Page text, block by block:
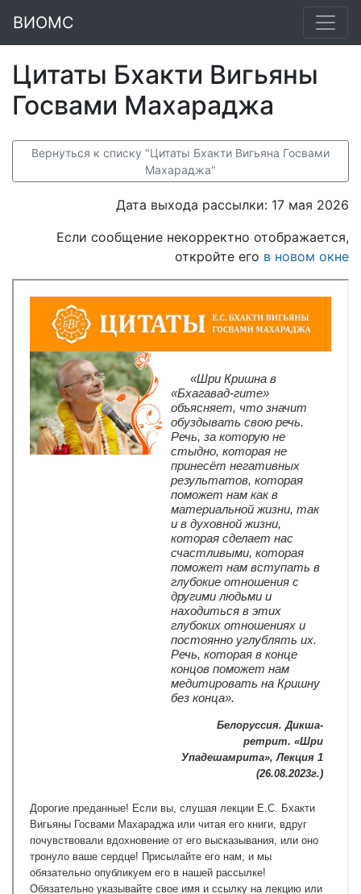
ВИОМС
Цитаты Бхакти Вигьяны
Госвами Махараджа
Вернуться к списку "Цитаты Бхакти Вигьяна Госвами
Махараджа"
Дата выхода рассылки: 17 мая 2026
Если сообщение некорректно отображается,
откройте его в новом окне